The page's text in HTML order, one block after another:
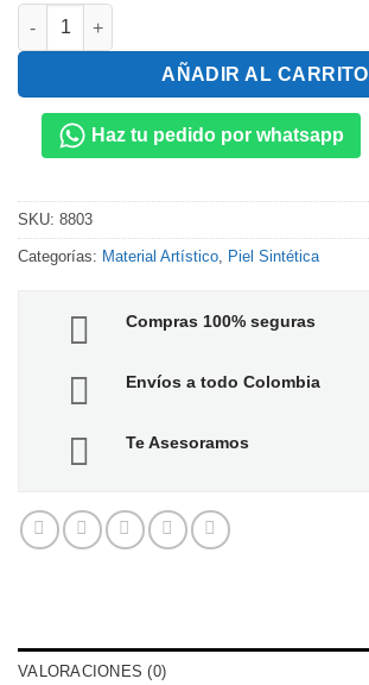
Piel Sintética Lienzo Oval cantidad
AÑADIR AL CARRITO
Haz tu pedido por whatsapp
SKU: 8803
Categorías: Material Artístico Piel Sintética
Compras 100% seguras
Envíos a todo Colombia
Te Asesoramos
VALORACIONES (0)